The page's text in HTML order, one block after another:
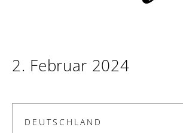
2. Februar 2024
DEUTSCHLAND